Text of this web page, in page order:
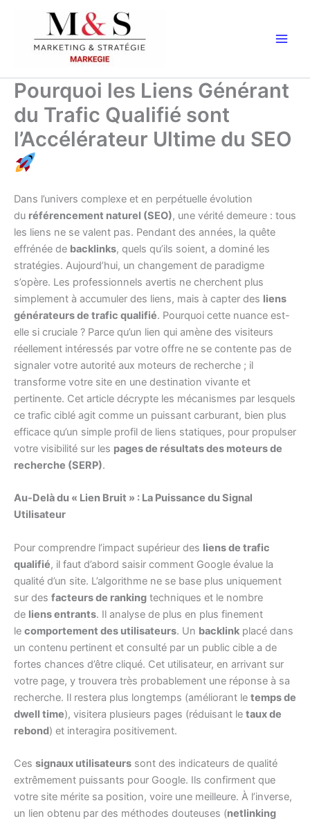
contenu
Pourquoi les Liens Générant
du Trafic Qualifié sont
l’Accélérateur Ultime du SEO
Dans l’univers complexe et en perpétuelle évolution
du référencement naturel (SEO), une vérité demeure : tous
les liens ne se valent pas. Pendant des années, la quête
effrénée de backlinks, quels qu’ils soient, a dominé les
stratégies. Aujourd’hui, un changement de paradigme
s’opère. Les professionnels avertis ne cherchent plus
simplement à accumuler des liens, mais à capter des liens
générateurs de trafic qualifié. Pourquoi cette nuance est-
elle si cruciale ? Parce qu’un lien qui amène des visiteurs
réellement intéressés par votre offre ne se contente pas de
signaler votre autorité aux moteurs de recherche ; il
transforme votre site en une destination vivante et
pertinente. Cet article décrypte les mécanismes par lesquels
ce trafic ciblé agit comme un puissant carburant, bien plus
efficace qu’un simple profil de liens statiques, pour propulser
votre visibilité sur les pages de résultats des moteurs de
recherche (SERP).
Au-Delà du « Lien Bruit » : La Puissance du Signal
Utilisateur
Pour comprendre l’impact supérieur des liens de trafic
qualifié, il faut d’abord saisir comment Google évalue la
qualité d’un site. L’algorithme ne se base plus uniquement
sur des facteurs de ranking techniques et le nombre
de liens entrants. Il analyse de plus en plus finement
le comportement des utilisateurs. Un backlink placé dans
un contenu pertinent et consulté par un public cible a de
fortes chances d’être cliqué. Cet utilisateur, en arrivant sur
votre page, y trouvera très probablement une réponse à sa
recherche. Il restera plus longtemps (améliorant le temps de
dwell time), visitera plusieurs pages (réduisant le taux de
rebond) et interagira positivement.
Ces signaux utilisateurs sont des indicateurs de qualité
extrêmement puissants pour Google. Ils confirment que
votre site mérite sa position, voire une meilleure. À l’inverse,
un lien obtenu par des méthodes douteuses (netlinking